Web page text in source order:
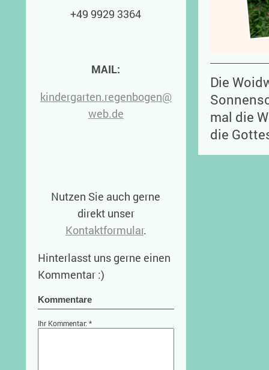
Die
mal die
die
+49 9929 3364
MAIL:
kindergarten.regenbogen@
web.de
Nutzen Sie auch gerne
direkt unser
Kontaktformular.
Hinterlasst uns gerne einen
Kommentar :)
Kommentare
Ihr Kommentar: *